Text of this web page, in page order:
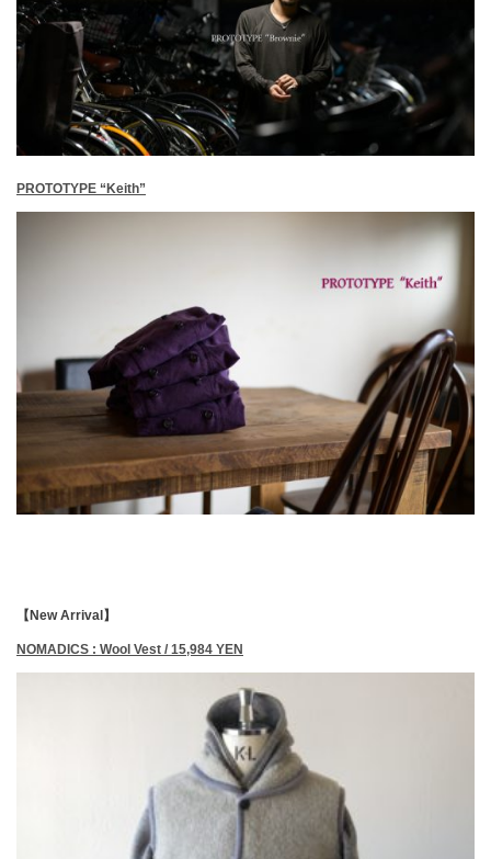
PROTOTYPE “Keith”
【New Arrival】
NOMADICS : Wool Vest / 15,984 YEN